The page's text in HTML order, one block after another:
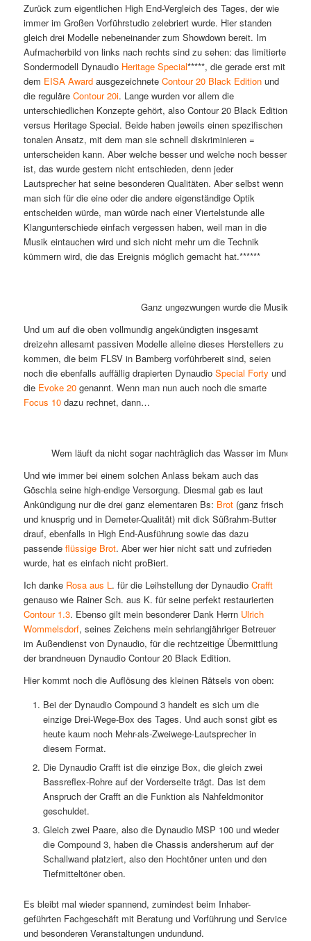
Zurück zum eigentlichen High End-Vergleich des Tages, der wie
immer im Großen Vorführstudio zelebriert wurde. Hier standen
gleich drei Modelle nebeneinander zum Showdown bereit. Im
Aufmacherbild von links nach rechts sind zu sehen: das limitierte
Sondermodell Dynaudio Heritage Special*****, die gerade erst mit
dem EISA Awardausgezeichnete Contour 20 Black Editionund
die reguläre Contour 20i. Lange wurden vor allem die
unterschiedlichen Konzepte gehört, also Contour 20 Black Edition
versus Heritage Special. Beide haben jeweils einen spezifischen
tonalen Ansatz, mit dem man sie schnell diskriminieren =
unterscheiden kann. Aber welche besser und welche noch besser
ist, das wurde gestern nicht entschieden, denn jeder
Lautsprecher hat seine besonderen Qualitäten. Aber selbst wenn
man sich für die eine oder die andere eigenständige Optik
entscheiden würde, man würde nach einer Viertelstunde alle
Klangunterschiede einfach vergessen haben, weil man in die
Musik eintauchen wird und sich nicht mehr um die Technik
kümmern wird, die das Ereignis möglich gemacht hat.******
Ganz ungezwungen wurde die Musik
Und um auf die oben vollmundig angekündigten insgesamt
dreizehn allesamt passiven Modelle alleine dieses Herstellers zu
kommen, die beim FLSV in Bamberg vorführbereit sind, seien
noch die ebenfalls auffällig drapierten Dynaudio Special Forty und
die Evoke 20genannt. Wenn man nun auch noch die smarte
Focus 10dazu rechnet, dann…
Wem läuft da nicht sogar nachträglich das Wasser im Munde
Und wie immer bei einem solchen Anlass bekam auch das
Göschla seine high-endige Versorgung. Diesmal gab es laut
Ankündigung nur die drei ganz elementaren Bs: Brot(ganz frisch
und knusprig und in Demeter-Qualität) mit dick Süßrahm-Butter
drauf, ebenfalls in High End-Ausführung sowie das dazu
passende flüssige Brot. Aber wer hier nicht satt und zufrieden
wurde, hat es einfach nicht proBiert.
Ich danke Rosa aus L. für die Leihstellung der Dynaudio Crafft
genauso wie Rainer Sch. aus K. für seine perfekt restaurierten
Contour 1.3. Ebenso gilt mein besonderer Dank Herrn Ulrich
Wommelsdorf, seines Zeichens mein sehrlangjähriger Betreuer
im Außendienst von Dynaudio, für die rechtzeitige Übermittlung
der brandneuen Dynaudio Contour 20 Black Edition.
Hier kommt noch die Auflösung des kleinen Rätsels von oben:
Bei der Dynaudio Compound 3 handelt es sich um die
einzige Drei-Wege-Box des Tages. Und auch sonst gibt es
heute kaum noch Mehr-als-Zweiwege-Lautsprecher in
diesem Format.
Die Dynaudio Crafft ist die einzige Box, die gleich zwei
Bassreflex-Rohre auf der Vorderseite trägt. Das ist dem
Anspruch der Crafft an die Funktion als Nahfeldmonitor
geschuldet.
Gleich zwei Paare, also die Dynaudio MSP 100 und wieder
die Compound 3, haben die Chassis andersherum auf der
Schallwand platziert, also den Hochtöner unten und den
Tiefmitteltöner oben.
Es bleibt mal wieder spannend, zumindest beim Inhaber-
geführten Fachgeschäft mit Beratung und Vorführung und Service
und besonderen Veranstaltungen undundund.